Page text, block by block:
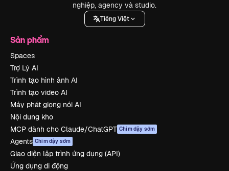
nghiệp, agency và studio.
Tiếng Việt
Sản phẩm
Spaces
Trợ Lý AI
Trình tạo hình ảnh AI
Trình tạo video AI
Máy phát giọng nói AI
Nội dung kho
MCP dành cho Claude/ChatGPT Chim dậy sớm
Agents Chim dậy sớm
Giao diện lập trình ứng dụng (API)
Ứng dụng di động